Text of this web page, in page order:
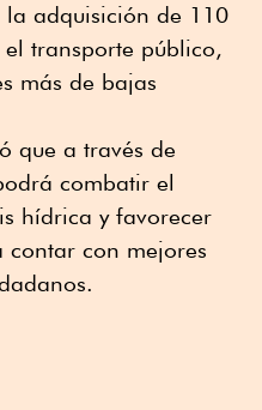
la adquisición de 110
transporte público,
más de bajas
que a través de
combatir el
hídrica y favorecer
con mejores